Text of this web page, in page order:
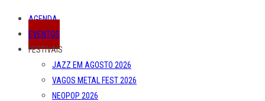
AGENDA
EVENTOS
FESTIVAIS
JAZZ EM AGOSTO 2026
VAGOS METAL FEST 2026
NEOPOP 2026